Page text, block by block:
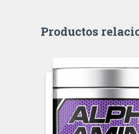
Productos